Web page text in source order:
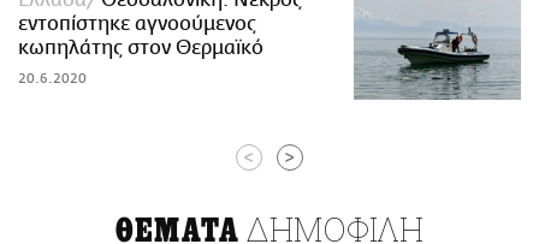
εντοπίστηκε αγνοούμενος
κωπηλάτης στον Θερμαϊκό
20.6.2020
< >
ΘΕΜΑΤΑ ΔΗΜΟΦΙΛΗ